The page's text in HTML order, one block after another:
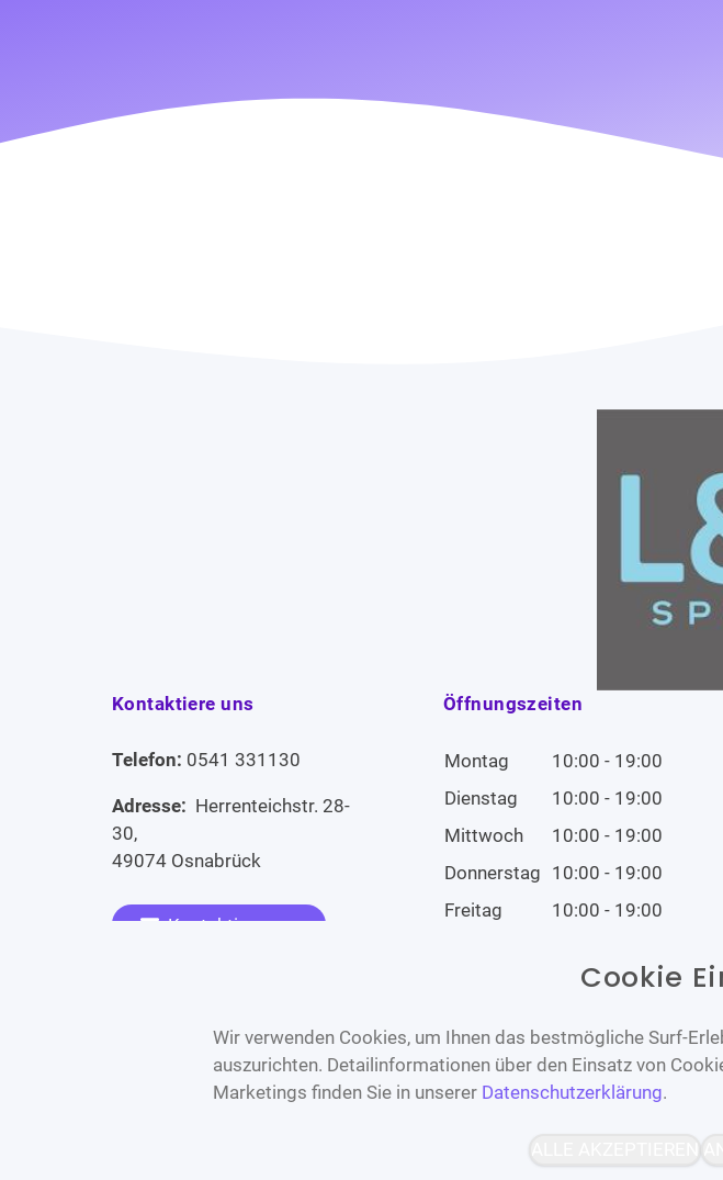
Kontaktiere uns
Telefon: 0541 331130
Adresse: Herrenteichstr. 28-
30,
49074 Osnabrück
Kontaktiere uns
Öffnungszeiten
Montag
10:00 - 19:00
Dienstag
10:00 - 19:00
Mittwoch
10:00 - 19:00
Donnerstag 10:00 - 19:00
Freitag
10:00 - 19:00
Geschlossen
Cookie
Wir verwenden Cookies, um Ihnen das bestmögliche Surf-
auszurichten. Detailinformationen über den Einsatz von
Marketings finden Sie in unserer Datenschutzerklärung.
ALLE AKZEPTIEREN